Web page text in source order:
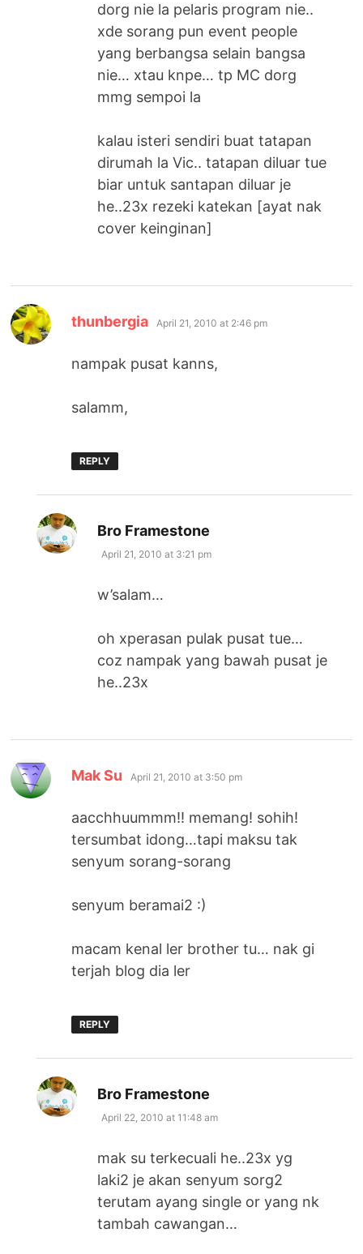
dorg nie la pelaris program nie..
xde sorang pun event people
yang berbangsa selain bangsa
nie… xtau knpe… tp MC dorg
mmg sempoi la
kalau isteri sendiri buat tatapan
dirumah la Vic.. tatapan diluar tue
biar untuk santapan diluar je
he..23x rezeki katekan [ayat nak
cover keinginan]
thunbergia says:
April 21, 2010 at 2:46 pm
nampak pusat kanns,
salamm,
REPLY
Bro Framestone
April 21, 2010 at 3:21 pm
w’salam…
oh xperasan pulak pusat tue…
coz nampak yang bawah pusat je
he..23x
Mak Su says:
April 21, 2010 at 3:50 pm
aacchhuummm!! memang! sohih!
tersumbat idong…tapi maksu tak
senyum sorang-sorang
senyum beramai2 :)
macam kenal ler brother tu… nak gi
terjah blog dia ler
REPLY
Bro Framestone
April 22, 2010 at 11:48 am
mak su terkecuali he..23x yg
laki2 je akan senyum sorg2
terutam ayang single or yang nk
tambah cawangan…